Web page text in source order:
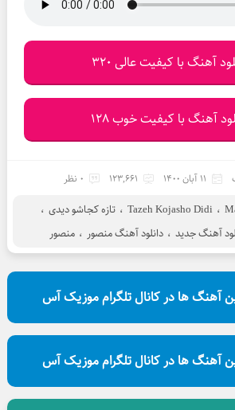
آهنگ با کیفیت عالی 320
آهنگ با کیفیت خوب 128
11 آبان 1400 123,661 0 نظر
، Tazeh Kojasho Didi ، تازه کجاشو دیدی ،
آهنگ جدید ، دانلود آهنگ منصور ، منصور
آهنگ ها در کانال تلگرام موزیک آس
آهنگ ها در کانال تلگرام موزیک آس